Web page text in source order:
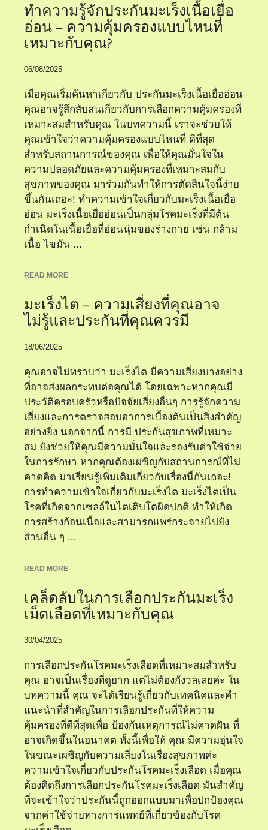
ทำความรู้จักประกันมะเร็งเนื้อเยื่อ
อ่อน – ความคุ้มครองแบบไหนที่
เหมาะกับคุณ?
06/08/2025
เมื่อคุณเริ่มค้นหาเกี่ยวกับ ประกันมะเร็งเนื้อเยื่ออ่อน
คุณอาจรู้สึกสับสนเกี่ยวกับการเลือกความคุ้มครองที่
เหมาะสมสำหรับคุณ ในบทความนี้ เราจะช่วยให้
คุณเข้าใจว่าความคุ้มครองแบบไหนที่ ดีที่สุด
สำหรับสถานการณ์ของคุณ เพื่อให้คุณมั่นใจใน
ความปลอดภัยและความคุ้มครองที่เหมาะสมกับ
สุขภาพของคุณ มาร่วมกันทำให้การตัดสินใจนี้ง่าย
ขึ้นกันเถอะ! ทำความเข้าใจเกี่ยวกับมะเร็งเนื้อเยื่อ
อ่อน มะเร็งเนื้อเยื่ออ่อนเป็นกลุ่มโรคมะเร็งที่มีต้น
กำเนิดในเนื้อเยื่อที่อ่อนนุ่มของร่างกาย เช่น กล้าม
เนื้อ ไขมัน ...
READ MORE
มะเร็งไต – ความเสี่ยงที่คุณอาจ
ไม่รู้และประกันที่คุณควรมี
18/06/2025
คุณอาจไม่ทราบว่า มะเร็งไต มีความเสี่ยงบางอย่าง
ที่อาจส่งผลกระทบต่อคุณได้ โดยเฉพาะหากคุณมี
ประวัติครอบครัวหรือปัจจัยเสี่ยงอื่นๆ การรู้จักความ
เสี่ยงและการตรวจสอบอาการเบื้องต้นเป็นสิ่งสำคัญ
อย่างยิ่ง นอกจากนี้ การมี ประกันสุขภาพที่เหมาะ
สม ยังช่วยให้คุณมีความมั่นใจและรองรับค่าใช้จ่าย
ในการรักษา หากคุณต้องเผชิญกับสถานการณ์ที่ไม่
คาดคิด มาเรียนรู้เพิ่มเติมเกี่ยวกับเรื่องนี้กันเถอะ!
การทำความเข้าใจเกี่ยวกับมะเร็งไต มะเร็งไตเป็น
โรคที่เกิดจากเซลล์ในไตเติบโตผิดปกติ ทำให้เกิด
การสร้างก้อนเนื้อและสามารถแพร่กระจายไปยัง
ส่วนอื่น ๆ ...
READ MORE
เคล็ดลับในการเลือกประกันมะเร็ง
เม็ดเลือดที่เหมาะกับคุณ
30/04/2025
การเลือกประกันโรคมะเร็งเลือดที่เหมาะสมสำหรับ
คุณ อาจเป็นเรื่องที่ดูยาก แต่ไม่ต้องกังวลเลยค่ะ ใน
บทความนี้ คุณ จะได้เรียนรู้เกี่ยวกับเทคนิคและคำ
แนะนำที่สำคัญในการเลือกประกันที่ให้ความ
คุ้มครองที่ดีที่สุดเพื่อ ป้องกันเหตุการณ์ไม่คาดฝัน ที่
อาจเกิดขึ้นในอนาคต ทั้งนี้เพื่อให้ คุณ มีความอุ่นใจ
ในขณะเผชิญกับความเสี่ยงในเรื่องสุขภาพค่ะ
ความเข้าใจเกี่ยวกับประกันโรคมะเร็งเลือด เมื่อคุณ
ต้องคิดถึงการเลือกประกันโรคมะเร็งเลือด มันสำคัญ
ที่จะเข้าใจว่าประกันนี้ถูกออกแบบมาเพื่อปกป้องคุณ
จากค่าใช้จ่ายทางการแพทย์ที่เกี่ยวข้องกับโรค